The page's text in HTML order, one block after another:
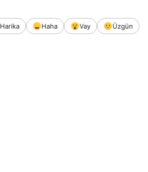
Harika Haha Vay
Üzgün